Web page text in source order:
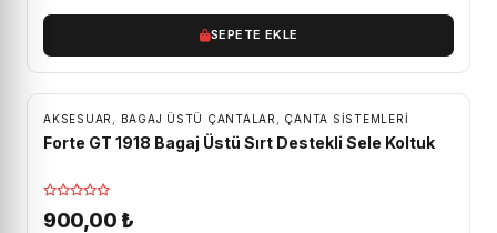
SEPETE EKLE
AKSESUAR BAGAJ ÜSTÜ ÇANTALAR ÇANTA SISTEMLERI
Forte GT 1918 Bagaj Üstü Sırt Destekli Sele Koltuk
900,00 ₺